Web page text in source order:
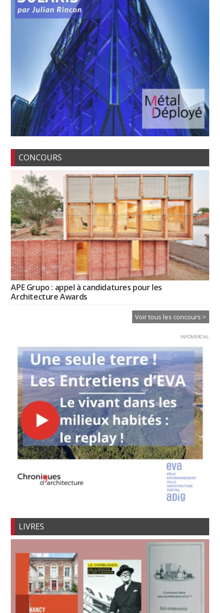
CONCOURS
APE Grupo : appel à candidatures pour les
Architecture Awards
Voir tous les concours >
INFOMERCIAL
LIVRES